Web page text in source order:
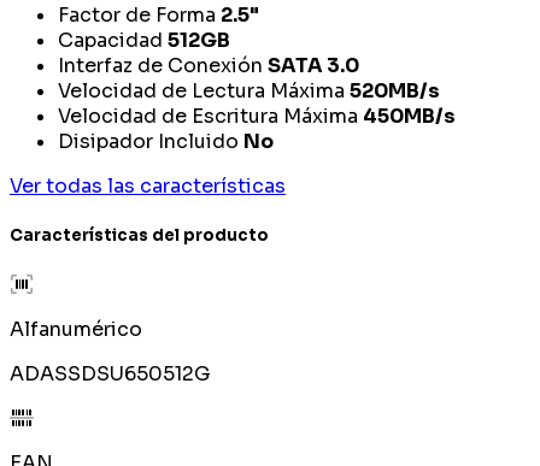
Factor de Forma 2.5"
Capacidad 512GB
Interfaz de Conexión SATA 3.0
Velocidad de Lectura Máxima 520MB/s
Velocidad de Escritura Máxima 450MB/s
Disipador Incluido No
Ver todas las características
Características del producto
Alfanumérico
ADASSDSU650512G